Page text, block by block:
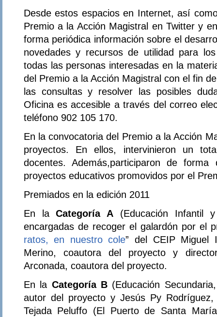
Desde estos espacios en Internet, así
Premio a la Acción Magistral en Twitter y
forma periódica información sobre el
novedades y recursos de utilidad para
todas las personas interesadas en la
del Premio a la Acción Magistral con el fin
las consultas y resolver las posibles
Oficina es accesible a través del correo
teléfono 902 105 170.
En la convocatoria del Premio a la Acción
proyectos. En ellos, intervinieron un
docentes. Además,participaron de
proyectos educativos promovidos por el
Premiados en la edición 2011
En laCategoría A (Educación Infantil
encargadas de recoger el galardón por el
ratos, en nuestro cole” del CEIP Miguel
Merino, coautora del proyecto y
Arconada, coautora del proyecto.
En la Categoría B (Educación
autor del proyecto y Jesús Py
Tejada Peluffo (El Puerto de Santa